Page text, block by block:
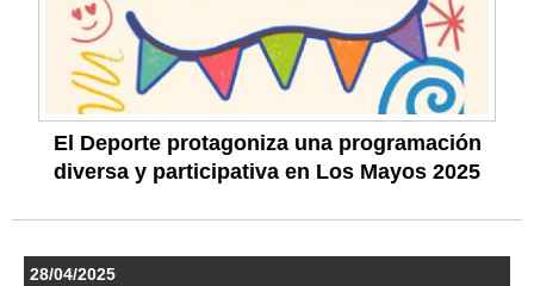
El Deporte protagoniza una programación
diversa y participativa en Los Mayos 2025
28/04/2025